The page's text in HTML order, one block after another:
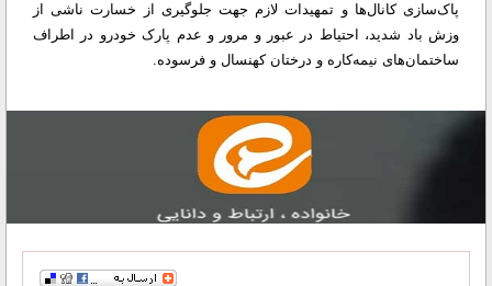
پاک‌سازی کانال‌ها و تمهیدات لازم جهت جلوگیری از خسارت ناشی از
وزش باد شدید، احتیاط در عبور و مرور و عدم پارک خودرو در اطراف
ساختمان‌های نیمه‌کاره و درختان کهنسال و فرسوده.